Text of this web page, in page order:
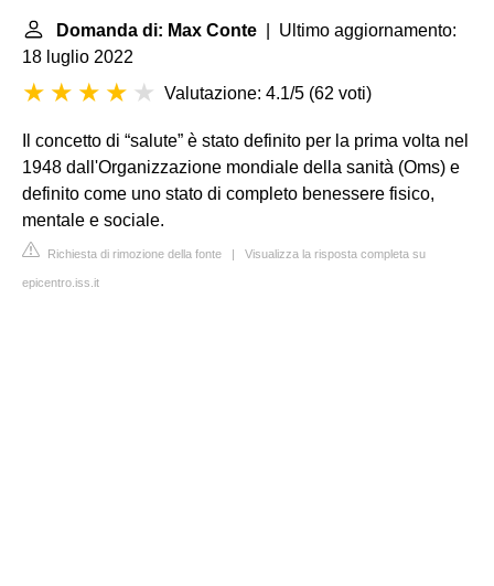
Domanda di: Max Conte | Ultimo aggiornamento:
18 luglio 2022
Valutazione: 4.1/5 (62 voti)
Il concetto di “salute” è stato definito per la prima volta nel
1948 dall'Organizzazione mondiale della sanità (Oms) e
definito come uno stato di completo benessere fisico,
mentale e sociale.
Richiesta di rimozione della fonte | Visualizza la risposta completa su
epicentro.iss.it